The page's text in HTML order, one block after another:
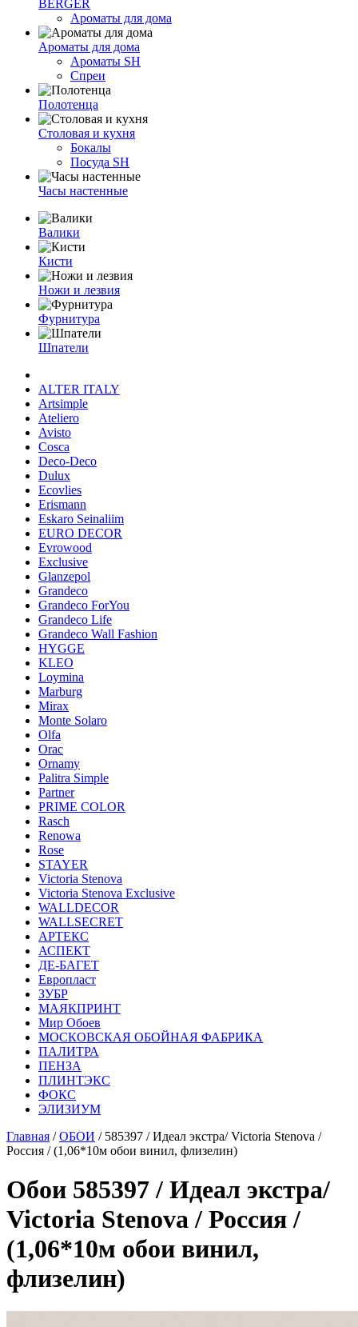
BERGER
Ароматы для дома
Ароматы для дома
Ароматы SH
Спреи
Полотенца
Столовая и кухня
Бокалы
Посуда SH
Часы настенные
Валики
Кисти
Ножи и лезвия
Фурнитура
Шпатели
ALTER ITALY
Artsimple
Ateliero
Avisto
Cosca
Deco-Deco
Dulux
Ecovlies
Erismann
Eskaro Seinaliim
EURO DECOR
Evrowood
Exclusive
Glanzepol
Grandeco
Grandeco ForYou
Grandeco Life
Grandeco Wall Fashion
HYGGE
KLEO
Loymina
Marburg
Mirax
Monte Solaro
Olfa
Orac
Ornamy
Palitra Simple
Partner
PRIME COLOR
Rasch
Renowa
Rose
STAYER
Victoria Stenova
Victoria Stenova Exclusive
WALLDECOR
WALLSECRET
АРТЕКС
АСПЕКТ
ДЕ-БАГЕТ
Европласт
ЗУБР
МАЯКПРИНТ
Мир Обоев
МОСКОВСКАЯ ОБОЙНАЯ ФАБРИКА
ПАЛИТРА
ПЕНЗА
ПЛИНТЭКС
ФОКС
ЭЛИЗИУМ
Главная /ОБОИ / 585397 / Идеал экстра/ Victoria Stenova /
Россия / (1,06*10м обои винил, флизелин)
Обои 585397 / Идеал экстра/
Victoria Stenova / Россия /
(1,06*10м обои винил,
флизелин)